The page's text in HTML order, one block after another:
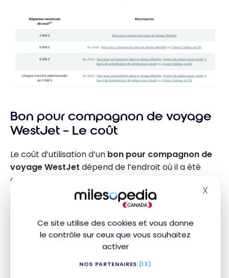
Ce site utilise des cookies et vous donne
le contrôle sur ceux que vous souhaitez
activer
NOS PARTENAIRES (13)
X
Bon pour compagnon de voyage
WestJet – Le coût
Le coût d’utilisation d’un bon pour compagnon de
voyage WestJet dépend de l’endroit où il a été
obtenu, car il en existe trois types.
Voici un aperçu des coûts du tarif de base :
PROVENANCE
BONS ÉMIS À PARTIR DU
30 JUIN 2024
199 $ pour les